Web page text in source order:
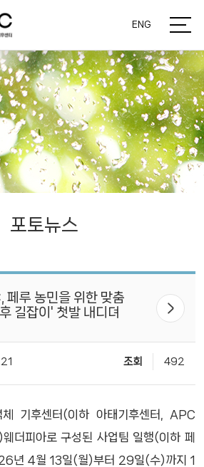
ENG
포토뉴스
페루 농민을 위한 맞춤
길잡이' 첫발 내디뎌
조회 492
체 기후센터(이하 아태기후센터, APC
더피아로 구성된 사업팀 일행(이하 페
년 4월 13일(월)부터 29일(수)까지 1